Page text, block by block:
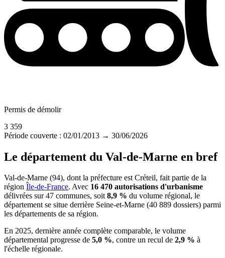
Permis de démolir
3 359
Période couverte : 02/01/2013 → 30/06/2026
Le département du Val-de-Marne en bref
Val-de-Marne (94), dont la préfecture est Créteil, fait partie de la
région Île-de-France. Avec 16 470 autorisations d'urbanisme
délivrées sur 47 communes, soit8,9 % du volume régional, le
département se situe derrière Seine-et-Marne (40 889 dossiers) parmi
les départements de sa région.
En 2025, dernière année complète comparable, le volume
départemental progresse de 5,0 %, contre un recul de 2,9 % à
l'échelle régionale.